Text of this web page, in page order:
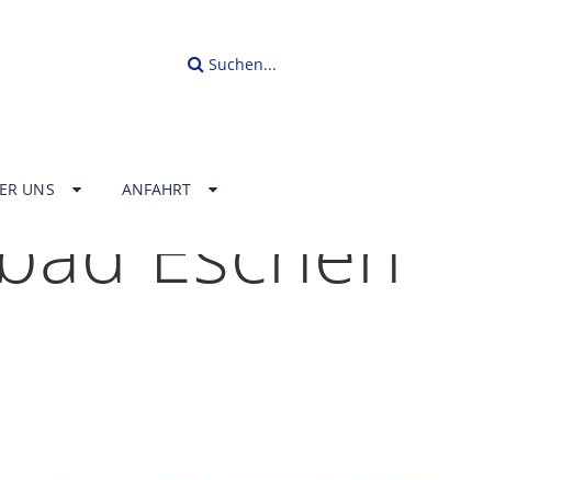
Suchen...
UNS
ANFAHRT
Eschen